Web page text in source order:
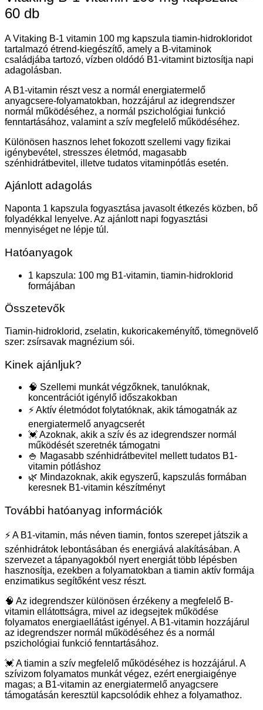
60 db
A Vitaking B-1 vitamin 100 mg kapszula tiamin-hidrokloridot
tartalmazó étrend-kiegészítő, amely a B-vitaminok
családjába tartozó, vízben oldódó B1-vitamint biztosítja napi
adagolásban.
A B1-vitamin részt vesz a normál energiatermelő
anyagcsere-folyamatokban, hozzájárul az idegrendszer
normál működéséhez, a normál pszichológiai funkció
fenntartásához, valamint a szív megfelelő működéséhez.
Különösen hasznos lehet fokozott szellemi vagy fizikai
igénybevétel, stresszes életmód, magasabb
szénhidrátbevitel, illetve tudatos vitaminpótlás esetén.
Ajánlott adagolás
Naponta 1 kapszula fogyasztása javasolt étkezés közben, bő
folyadékkal lenyelve. Az ajánlott napi fogyasztási
mennyiséget ne lépje túl.
Hatóanyagok
1 kapszula: 100 mg B1-vitamin, tiamin-hidroklorid
formájában
Összetevők
Tiamin-hidroklorid, zselatin, kukoricakeményítő, tömegnövelő
szer: zsírsavak magnézium sói.
Kinek ajánljuk?
🧠 Szellemi munkát végzőknek, tanulóknak,
koncentrációt igénylő időszakokban
⚡ Aktív életmódot folytatóknak, akik támogatnák az
energiatermelő anyagcserét
💓 Azoknak, akik a szív és az idegrendszer normál
működését szeretnék támogatni
🍚 Magasabb szénhidrátbevitel mellett tudatos B1-
vitamin pótláshoz
🌿 Mindazoknak, akik egyszerű, kapszulás formában
keresnek B1-vitamin készítményt
További hatóanyag információk
⚡ A B1-vitamin, más néven tiamin, fontos szerepet játszik a
szénhidrátok lebontásában és energiává alakításában. A
szervezet a tápanyagokból nyert energiát több lépésben
hasznosítja, ezekben a folyamatokban a tiamin aktív formája
enzimatikus segítőként vesz részt.
🧠 Az idegrendszer különösen érzékeny a megfelelő B-
vitamin ellátottságra, mivel az idegsejtek működése
folyamatos energiaellátást igényel. A B1-vitamin hozzájárul
az idegrendszer normál működéséhez és a normál
pszichológiai funkció fenntartásához.
💓 A tiamin a szív megfelelő működéséhez is hozzájárul. A
szívizom folyamatos munkát végez, ezért energiaigénye
magas; a B1-vitamin az energiatermelő anyagcsere
támogatásán keresztül kapcsolódik ehhez a folyamathoz.